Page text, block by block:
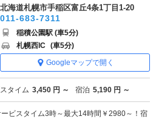
北海道札幌市手稲区富丘4条1丁目1-20
011-683-7311
稲積公園駅 (車5分)
札幌西IC (車5分)
Googleマップで開く
タイム 3,450 円 ～ 宿泊 5,190 円 ～
ビスタイム3時～最大14時間￥2980～！宿